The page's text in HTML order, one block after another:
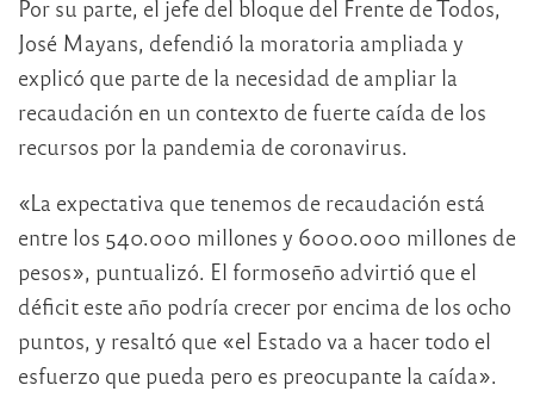
Por su parte, el jefe del bloque del Frente de Todos,
José Mayans, defendió la moratoria ampliada y
explicó que parte de la necesidad de ampliar la
recaudación en un contexto de fuerte caída de los
recursos por la pandemia de coronavirus.
«La expectativa que tenemos de recaudación está
entre los 540.000 millones y 6000.000 millones de
pesos», puntualizó. El formoseño advirtió que el
déficit este año podría crecer por encima de los ocho
puntos, y resaltó que «el Estado va a hacer todo el
esfuerzo que pueda pero es preocupante la caída».